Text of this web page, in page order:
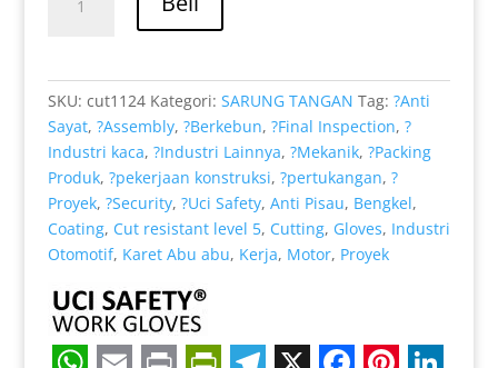
Safety
ukuran
SKU: cut1124 Kategori: SARUNG TANGAN Tag: ?Anti
Sayat, ?Assembly, ?Berkebun, ?Final Inspection, ?
Industri kaca, ?Industri Lainnya, ?Mekanik, ?Packing
Produk, ?pekerjaan konstruksi, ?pertukangan, ?
Proyek, ?Security, ?Uci Safety, Anti Pisau, Bengkel,
Coating, Cut resistant level 5, Cutting, Gloves, Industri
Otomotif, Karet Abu abu, Kerja, Motor, Proyek